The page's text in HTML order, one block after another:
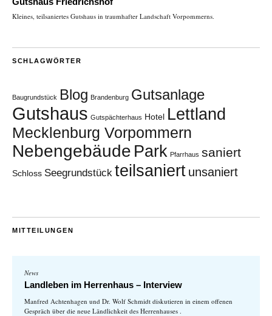
Kleines, teilsaniertes Gutshaus in traumhafter Landschaft Vorpommerns.
SCHLAGWÖRTER
Baugrundstück Blog Brandenburg Gutsanlage
Gutshaus Gutspächterhaus Hotel Lettland
Mecklenburg Vorpommern
Nebengebäude Park Pfarrhaus saniert
Schloss Seegrundstück teilsaniert unsaniert
MITTEILUNGEN
News
Landleben im Herrenhaus – Interview
Manfred Achtenhagen und Dr. Wolf Schmidt diskutieren in einem offenen
Gespräch über die neue Ländlichkeit des Herrenhauses .